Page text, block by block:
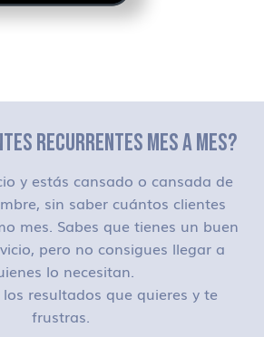
RECURRENTES MES A MES?
y estás cansado o cansada de
sin saber cuántos clientes
mes. Sabes que tienes un buen
pero no consigues llegar a
lo necesitan.
resultados que quieres y te
frustras.